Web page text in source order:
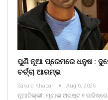
ପୁଣି ନୂଆ ପ୍ରେମରେ ଧନୁଷ :
ଚର୍ଚ୍ଚା ଆରମ୍ଭ
Sakala Khabar Aug 6, 2025
ନୂଆଦିଲ୍ଲୀ: ମୃଣାଲ ଅଗଷ୍ଟ ୧